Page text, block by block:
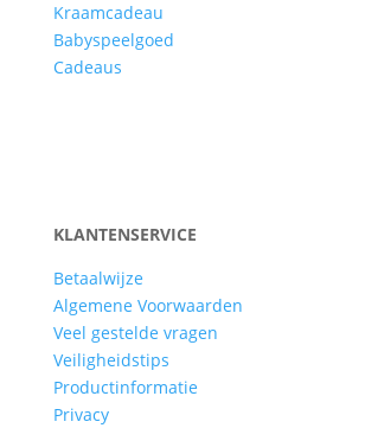
Kraamcadeau
Babyspeelgoed
Cadeaus
KLANTENSERVICE
Betaalwijze
Algemene Voorwaarden
Veel gestelde vragen
Veiligheidstips
Productinformatie
Privacy